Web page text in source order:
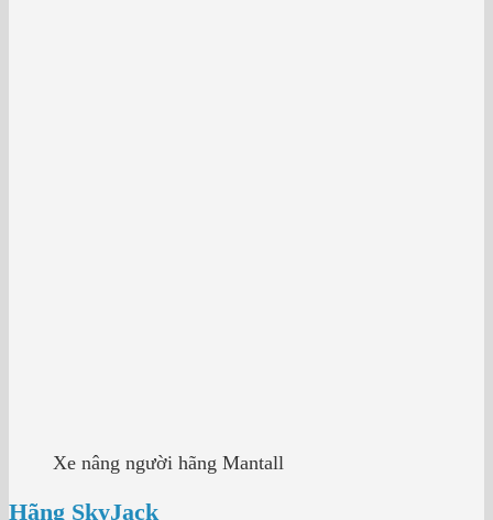
Xe nâng người hãng Mantall
Hãng SkyJack